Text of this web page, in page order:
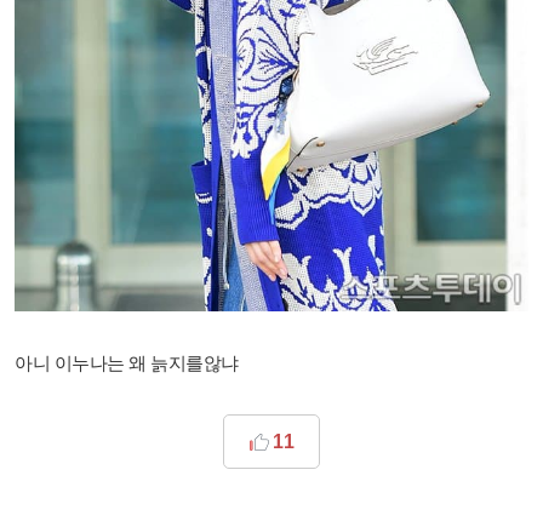
아니 이누나는 왜 늙지를않냐
11